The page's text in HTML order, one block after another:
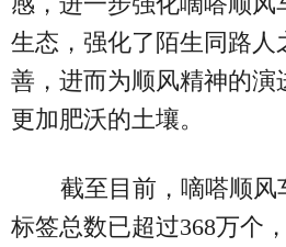
生态，强化了陌生同路人
善，进而为顺风精神的演
更加肥沃的土壤。
截至目前，嘀嗒顺风
标签总数已超过368万个